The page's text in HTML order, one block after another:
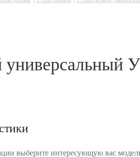
универсальный
выберите интересующую вас